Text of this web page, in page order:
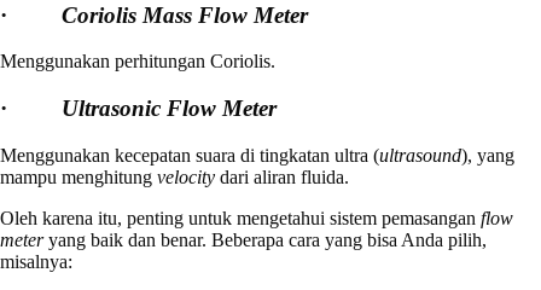
· Coriolis Mass Flow Meter
Menggunakan perhitungan Coriolis.
· Ultrasonic Flow Meter
Menggunakan kecepatan suara di tingkatan ultra (ultrasound), yang
mampu menghitung velocity dari aliran fluida.
Oleh karena itu, penting untuk mengetahui sistem pemasangan flow
meteryang baik dan benar. Beberapa cara yang bisa Anda pilih,
misalnya: